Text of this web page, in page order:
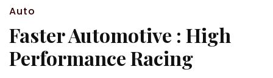
Auto
Faster Automotive : High
Performance Racing